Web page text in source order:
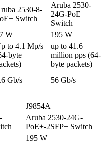
2530-8-
Switch
Aruba 2530-
24G-PoE+
Switch
W 195 W
to 4.1 Mp/s
byte
up to 41.6
million pps (64-
byte packets)
Gb/s 56 Gb/s
J9854A
Aruba 2530-24G-
PoE+-2SFP+ Switch
195 W